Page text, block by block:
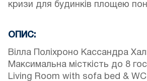
кризи для будинків площею
ОПИС:
Вілла Поліхроно Кассандра
Максимальна місткість до 8
Living Room with sofa bed & WC